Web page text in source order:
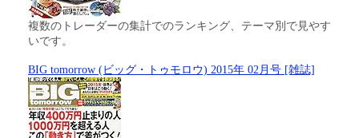
複数のトレーダーの集計でのランキング、テーマ別で見やす
いです。
BIG tomorrow (ビッグ・トゥモロウ) 2015年 02月号 [雑誌]